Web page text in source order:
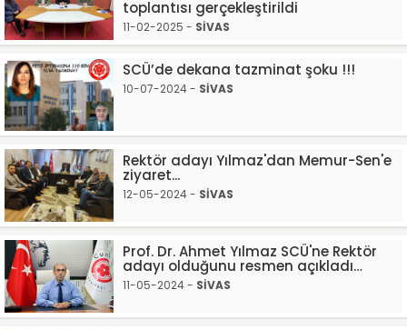
toplantısı gerçekleştirildi
11-02-2025 - SİVAS
SCÜ’de dekana tazminat şoku !!!
10-07-2024 - SİVAS
Rektör adayı Yılmaz'dan Memur-Sen'e
ziyaret...
12-05-2024 - SİVAS
Prof. Dr. Ahmet Yılmaz SCÜ'ne Rektör
adayı olduğunu resmen açıkladı…
11-05-2024 - SİVAS